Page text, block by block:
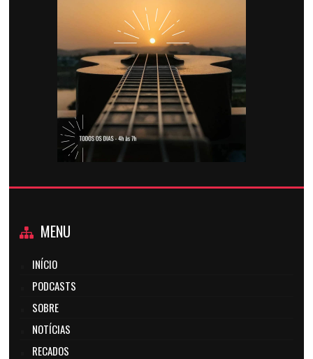
MENU
INÍCIO
PODCASTS
SOBRE
NOTÍCIAS
RECADOS